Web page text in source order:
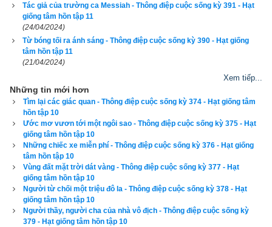
tôi buồn nôn kinh khủng khi nhấc tấm đệm lót lên, nhưng một
giọng nói nhỏ nhẹ bên tai đã ngăn tôi lại: “Cô ơi, tôi không biết
làm sao cô có thể chịu đựng được trong khi chính tôi còn
không thể chịu đựng nổi cơ thể mình”. Và rồi ông nhăn mặt lại
một cách khôi hài khiến tôi phải bật cười. Thấy tôi cười, ông
cũng cười theo. Chúng tôi bất giác nhìn nhau, một cảm giác
ấm áp lạ thường bỗng len lỏi khắp phòng khiến bầu không khí
dường như dịu xuống và vết thương của ông cũng bớt nhức
nhối hơn. Từ đó, tôi không còn thấy bận lòng khi gặp gỡ người
đàn ông này nữa.
Tác giả của trường ca Messiah - Thông điệp cuộc sống kỳ 391 - Hạt
giống tâm hồn tập 11
(24/04/2024)
Từ bóng tối ra ánh sáng - Thông điệp cuộc sống kỳ 390 - Hạt giống
tâm hồn tập 11
(21/04/2024)
Xem tiếp...
Những tin mới hơn
Tìm lại các giác quan - Thông điệp cuộc sống kỳ 374 - Hạt giống tâm
hồn tập 10
Ước mơ vươn tới một ngôi sao - Thông điệp cuộc sống kỳ 375 - Hạt
giống tâm hồn tập 10
Những chiếc xe miễn phí - Thông điệp cuộc sống kỳ 376 - Hạt giống
tâm hồn tập 10
Vùng đất mặt trời dát vàng - Thông điệp cuộc sống kỳ 377 - Hạt
giống tâm hồn tập 10
Người từ chối một triệu đô la - Thông điệp cuộc sống kỳ 378 - Hạt
giống tâm hồn tập 10
Người thầy, người cha của nhà vô địch - Thông điệp cuộc sống kỳ
379 - Hạt giống tâm hồn tập 10